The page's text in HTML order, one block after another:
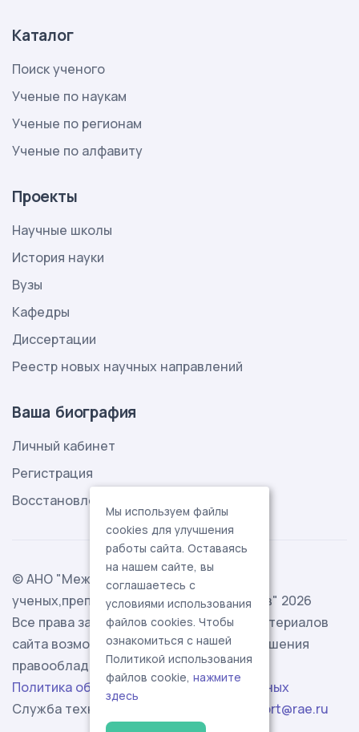
Каталог
Поиск ученого
Ученые по наукам
Ученые по регионам
Ученые по алфавиту
Проекты
Научные школы
История науки
Вузы
Кафедры
Диссертации
Реестр новых научных направлений
Ваша биография
Личный кабинет
Регистрация
Восстановление пароля
© АНО "Международная ассоциация
ученых,преподавателей и специалистов" 2026
Все права защищены. Использование материалов
сайта возможно исключительно с разрешения
правообладателя.
Политика обработки персональных данных
Служба технической поддержки -
support@rae.ru
Мы используем файлы
cookies для улучшения
работы сайта. Оставаясь
на нашем сайте, вы
соглашаетесь с
условиями использования
файлов cookies. Чтобы
ознакомиться с нашей
Политикой использования
файлов cookie, нажмите
здесь